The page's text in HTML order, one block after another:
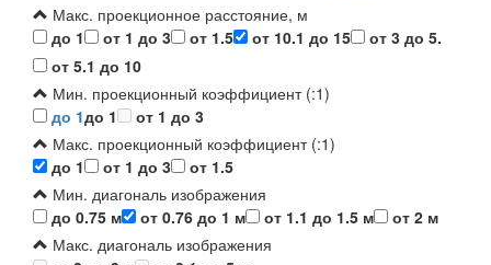
Макс. проекционное расстояние, м
до 1
от 1 до 3 от 1.5 от 10.1 до 15
от 3 до 5.
от 5.1 до 10
Мин. проекционный коэффициент (:1)
до 1до 1
от 1 до 3
Макс. проекционный коэффициент (:1)
до 1
от 1 до 3
от 1.5
Мин. диагональ изображения
до 0.75 м
от 0.76 до 1 м от 1.1 до 1.5 м
от 2 м
Макс. диагональ изображения